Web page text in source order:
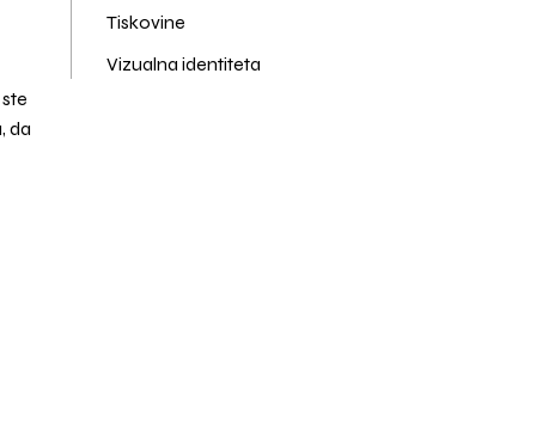
da
Tiskovine
Vizualna identiteta